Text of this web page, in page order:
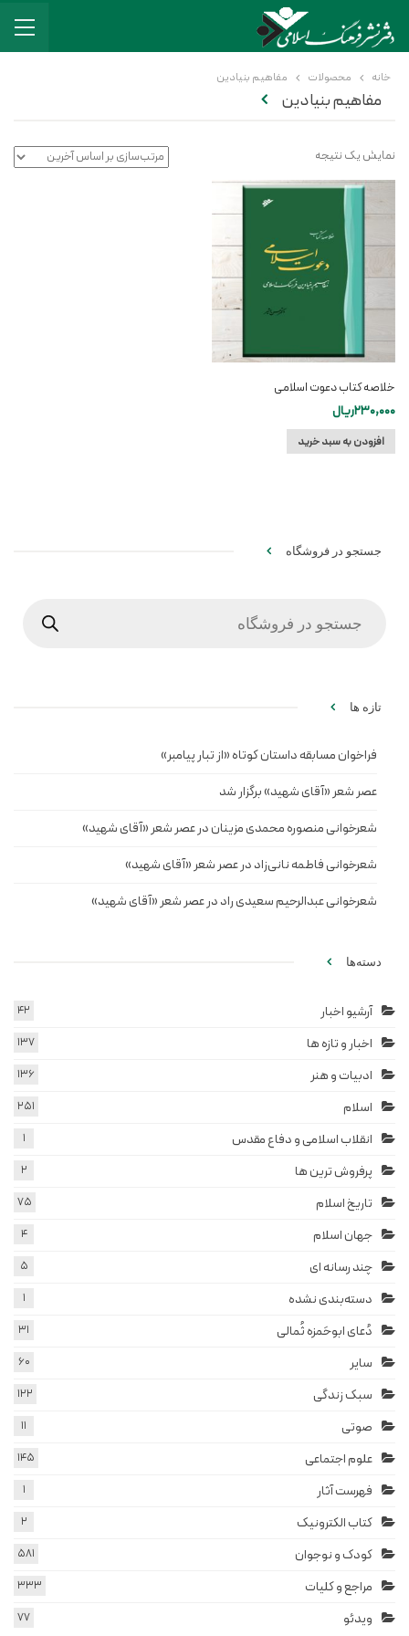
خانه محصولات مفاهیم بنیادین
مفاهیم بنیادین
نمایش یک نتیجه
خلاصه کتاب دعوت اسلامی
230,000ریال
افزودن به سبد خرید
جستجو در فروشگاه
تازه ها
فراخوان مسابقه داستان کوتاه «از تبار پیامبر»
عصر شعر «آقای شهید» برگزار شد
شعرخوانی منصوره محمدی مزینان در عصر شعر «آقای شهید»
شعرخوانی فاطمه نانی‌زاد در عصر شعر «آقای شهید»
شعرخوانی عبدالرحیم سعیدی راد در عصر شعر «آقای شهید»
دسته‌ها
آرشیو اخبار 42
اخبار و تازه ها 137
ادبیات و هنر 136
اسلام 251
انقلاب اسلامی و دفاع مقدس 1
پرفروش ترین ها 2
تاریخ اسلام 75
جهان اسلام 4
چند رسانه ای 5
دسته‌بندی نشده 1
دُعای ابوحَمزه ثُمالی 31
سایر 60
سبک زندگی 122
صوتی 11
علوم اجتماعی 145
فهرست آثار 1
کتاب الکترونیک 2
کودک و نوجوان 581
مراجع و کلیات 333
ویدئو 77